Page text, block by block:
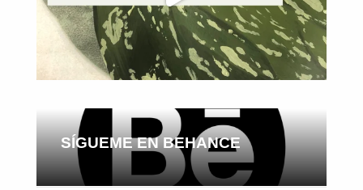
SÍGUEME EN BEHANCE